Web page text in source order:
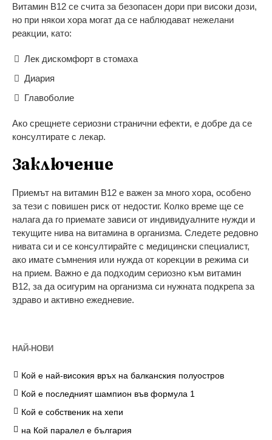
Витамин B12 се счита за безопасен дори при високи дози,
но при някои хора могат да се наблюдават нежелани
реакции, като:
Лек дискомфорт в стомаха
Диария
Главоболие
Ако срещнете сериозни странични ефекти, е добре да се
консултирате с лекар.
Заключение
Приемът на витамин B12 е важен за много хора, особено
за тези с повишен риск от недостиг. Колко време ще се
налага да го приемате зависи от индивидуалните нужди и
текущите нива на витамина в организма. Следете редовно
нивата си и се консултирайте с медицински специалист,
ако имате съмнения или нужда от корекции в режима си
на прием. Важно е да подходим сериозно към витамин
B12, за да осигурим на организма си нужната подкрепа за
здраво и активно ежедневие.
НАЙ-НОВИ
Кой е най-високия връх на балканския полуостров
Кой е последният шампион във формула 1
Кой е собственик на хепи
на Кой паралел е българия